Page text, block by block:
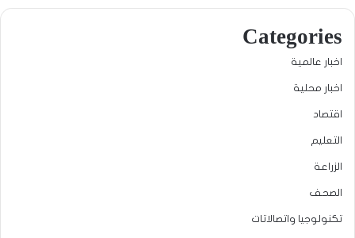
Categories
اخبار عالمية
اخبار محلية
اقتصاد
التعليم
الزراعة
الصحف
تكنولوجيا واتصالاتات